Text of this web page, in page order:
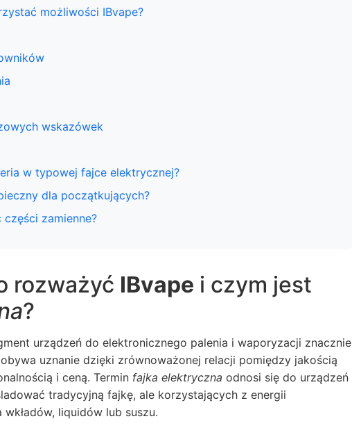
możliwości IBvape?
wskazówek
w typowej fajce elektrycznej?
dla początkujących?
zamienne?
rozważyć IBvape i czym jest
?
urządzeń do elektronicznego palenia i waporyzacji znacznie
uznanie dzięki zrównoważonej relacji pomiędzy jakością
i ceną. Termin fajka elektryczna odnosi się do urządzeń
tradycyjną fajkę, ale korzystających z energii
liquidów lub suszu.